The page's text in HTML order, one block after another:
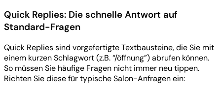
Quick Replies: Die schnelle Antwort auf
Standard-Fragen
Quick Replies sind vorgefertigte Textbausteine, die Sie mit
einem kurzen Schlagwort (z.B. “/öffnung”) abrufen können.
So müssen Sie häufige Fragen nicht immer neu tippen.
Richten Sie diese für typische Salon-Anfragen ein: